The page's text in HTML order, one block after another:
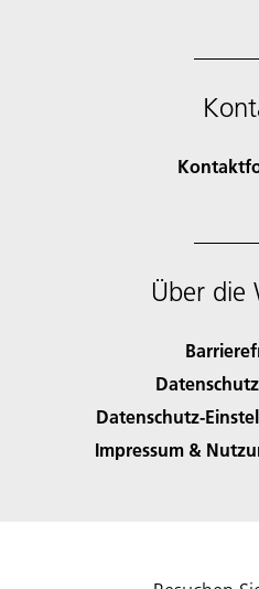
Über die
Datenschutz-
Impressum &